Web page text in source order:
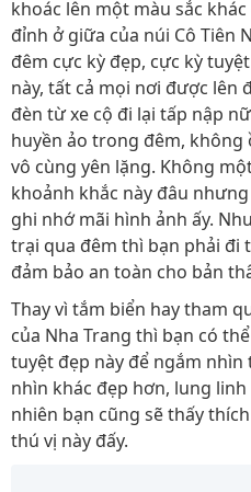
khoác lên một màu sắc
đỉnh ở giữa của núi Cô Tiên
đêm cực kỳ đẹp, cực kỳ
này, tất cả mọi nơi được lên
đèn từ xe cộ đi lại tấp nập
huyền ảo trong đêm, không
vô cùng yên lặng. Không
khoảnh khắc này đâu
ghi nhớ mãi hình ảnh ấy.
trại qua đêm thì bạn phải
đảm bảo an toàn cho bản
Thay vì tắm biển hay tham
của Nha Trang thì bạn có
tuyệt đẹp này để ngắm
nhìn khác đẹp hơn, lung
nhiên bạn cũng sẽ thấy
thú vị này đấy.